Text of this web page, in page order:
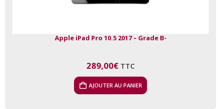
Apple iPad Pro 10.5 2017 – Grade B-
289,00€ TTC
AJOUTER AU PANIER